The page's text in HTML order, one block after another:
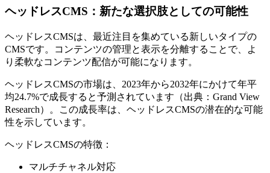
ヘッドレスCMS：新たな選択肢としての可能性
ヘッドレスCMSは、最近注目を集めている新しいタイプの
CMSです。コンテンツの管理と表示を分離することで、よ
り柔軟なコンテンツ配信が可能になります。
ヘッドレスCMSの市場は、2023年から2032年にかけて年平
均24.7%で成長すると予測されています（出典：Grand View
Research）。この成長率は、ヘッドレスCMSの潜在的な可能
性を示しています。
ヘッドレスCMSの特徴：
マルチチャネル対応